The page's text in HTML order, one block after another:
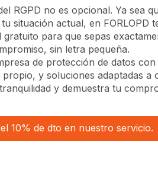
RGPD no es opcional. Ya sea
situación actual, en FORLOPD
gratuito para que sepas
sin letra pequeña.
de protección de datos
y soluciones adaptadas a
y demuestra tu
10% de dto en nuestro servicio.